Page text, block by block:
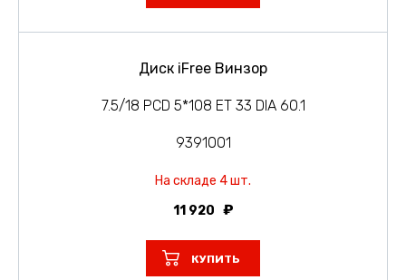
Диск iFree Винзор
7.5/18 PCD 5*108 ET 33 DIA 60.1
9391001
На складе 4 шт.
11 920
КУПИТЬ